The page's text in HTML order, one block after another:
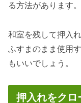
る方法があります。
和室を残して押入
ふすまのまま使用
もいいでしょう。
押入れをクロ